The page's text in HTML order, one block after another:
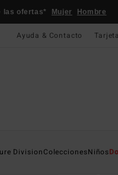
las ofertas* Mujer Hombre
Ayuda & Contacto
DivisionColeccionesNiños